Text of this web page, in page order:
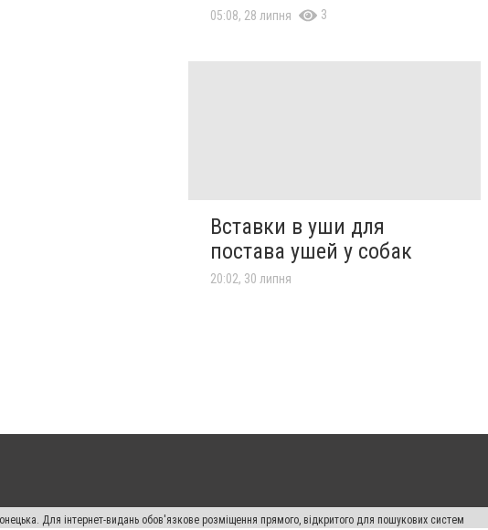
05:08, 28 липня 3
Вставки в уши для
постава ушей у собак
20:02, 30 липня
Для інтернет-видань обов'язкове розміщення прямого, відкритого для пошукових систем